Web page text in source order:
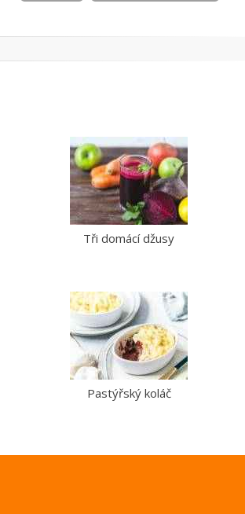
Tři domácí džusy
Pastýřský koláč